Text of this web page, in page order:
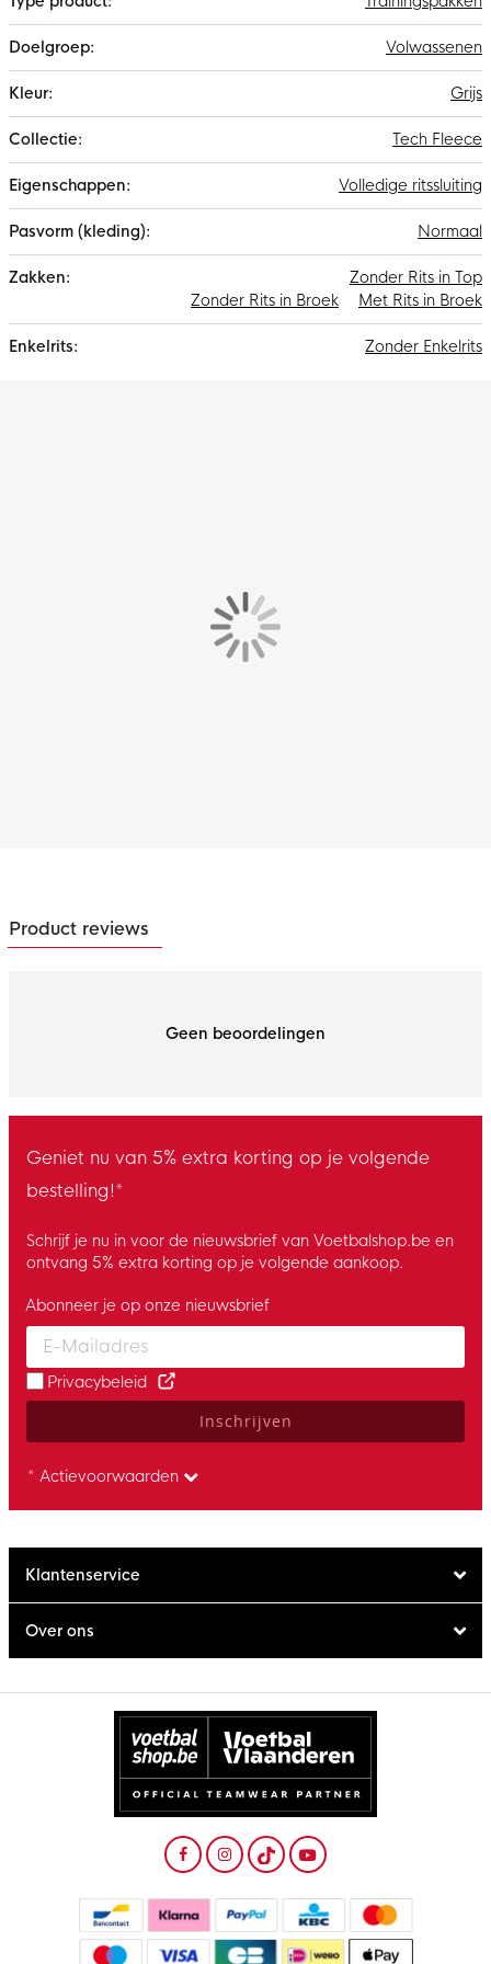
en 47% polyester. Het premium, lichte fleece materiaal is glad
aan de binnen- en buitenkant en biedt veel warmte zonder
extra volume.
Volwassenen
Grijs
Tech Fleece
Volledige ritssluiting
Normaal
Zonder Rits in Top
Met Rits in Broek
Zonder Rits in Broek
Zonder Enkelrits
Product reviews
Geen beoordelingen
Geniet nu van 5% extra korting op je volgende
bestelling!*
Schrijf je nu in voor de nieuwsbrief van Voetbalshop.be en
ontvang 5% extra korting op je volgende aankoop.
Enter your email and accept the privacy policy to subscribe to
Abonneer je op onze nieuwsbrief
Privacybeleid
Inschrijven
* Actievoorwaarden
Klantenservice
Over ons